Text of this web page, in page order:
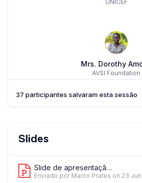
UNICEF
Mrs. Dorothy
AVSI Foundation
Mrs. Mayra Alejandra
37 participantes salvaram esta sessão
Slides
Slide de apresentação 1
Enviado por Marco Prates on 23